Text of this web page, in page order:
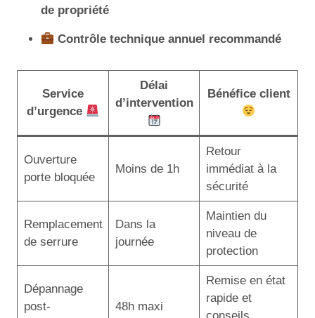
de propriété
Contrôle technique annuel recommandé
Service
d’urgence
Délai
d’intervention
Bénéfice client
Ouverture
porte bloquée
Moins de 1h
Retour
immédiat à la
sécurité
Remplacement
de serrure
Dans la
journée
Maintien du
niveau de
protection
Dépannage
post-
48h maxi
Remise en état
rapide et